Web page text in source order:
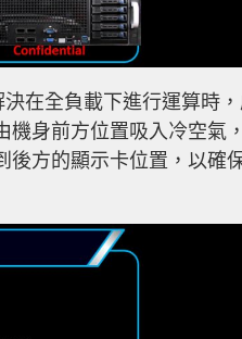
在全負載下進行運算時
身前方位置吸入冷空氣，
後方的顯示卡位置，以確